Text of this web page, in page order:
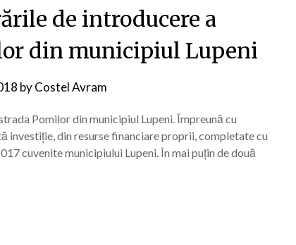
de introducere a
din municipiul Lupeni
byCostel Avram
Pomilor din municipiul Lupeni. Împreună cu
investiție, din resurse financiare proprii, completate cu
cuvenite municipiului Lupeni. În mai puțin de două